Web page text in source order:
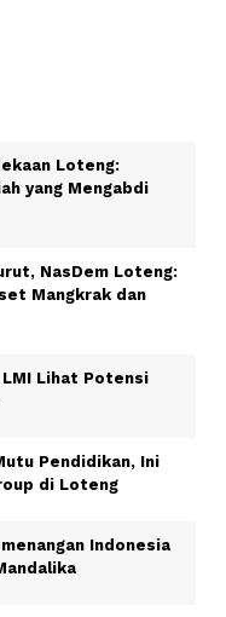
Loteng:
yang Mengabdi
NasDem Loteng:
Mangkrak dan
LMI Lihat Potensi
Pendidikan, Ini
di Loteng
Indonesia